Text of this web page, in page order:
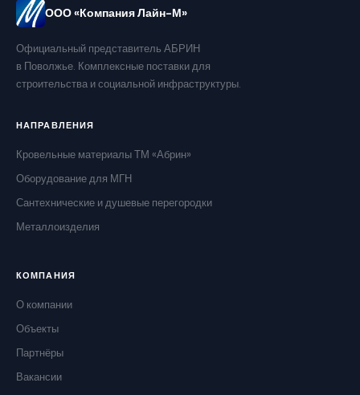
ООО «Компания Лайн-М»
Официальный представитель АБРИН
в Поволжье. Комплексные поставки для
строительства и социальной инфраструктуры.
НАПРАВЛЕНИЯ
Кровельные материалы ТМ «Абрин»
Оборудование для МГН
Сантехнические и душевые перегородки
Металлоизделия
КОМПАНИЯ
О компании
Объекты
Партнёры
Вакансии